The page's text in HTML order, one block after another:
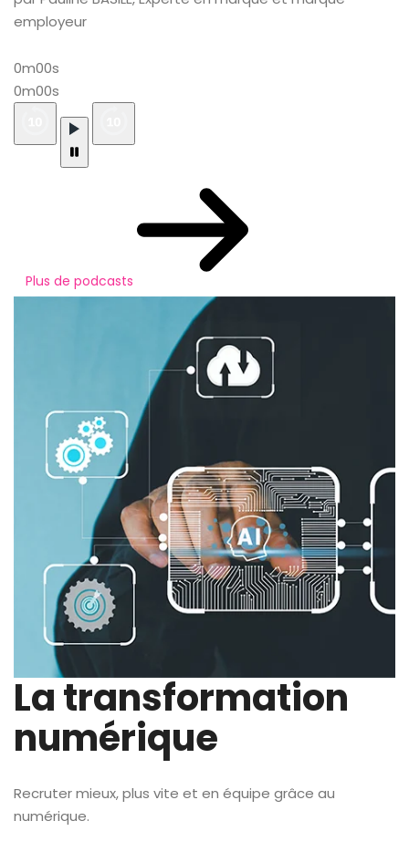
employeur
0m00s
0m00s
Plus de podcasts
La transformation
numérique
Recruter mieux, plus vite et en équipe grâce au
numérique.